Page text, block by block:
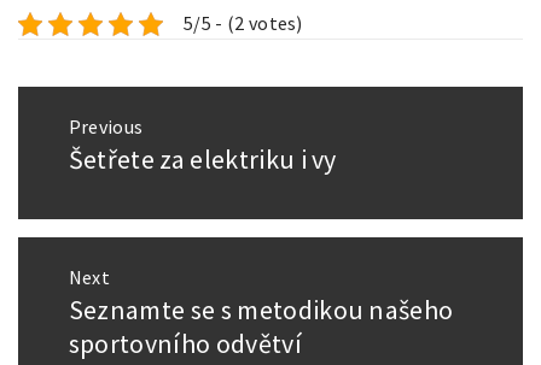
5/5 - (2 votes)
Navigace
pro
příspěvek
Previous
Previous
Šetřete za elektriku i vy
Next
Next
post:
Seznamte se s metodikou našeho
sportovního odvětví